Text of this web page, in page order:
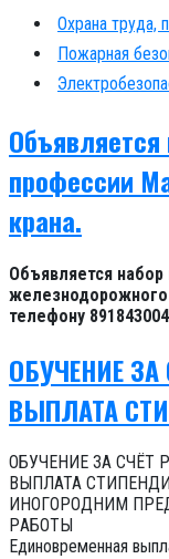
Охрана труда,
Пожарная
Объявляется
профессии
крана.
Объявляется
телефону
ОБУЧEНИЕ
ВЫПЛАТА
ОБУЧEНИЕ ЗA CЧЁТ
ВЫПЛАТА
ИНОГOPOДHИM
PАБOТЫ
Единoвpeмeнная